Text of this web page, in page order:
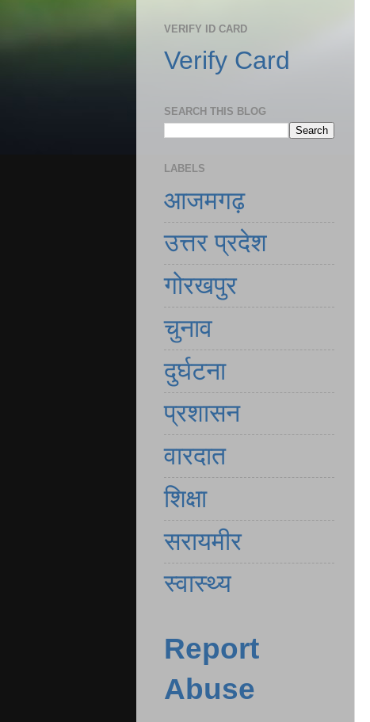
VERIFY ID CARD
Verify Card
SEARCH THIS BLOG
LABELS
आजमगढ़
उत्तर प्रदेश
गोरखपुर
चुनाव
दुर्घटना
प्रशासन
वारदात
शिक्षा
सरायमीर
स्वास्थ्य
Report
Abuse